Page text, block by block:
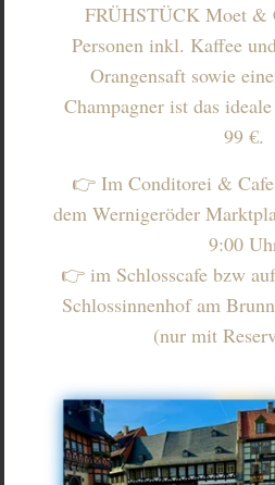
FRÜHSTÜCK Moet &
Personen inkl. Kaffee
Orangensaft sowie
Champagner ist das
99 €.
👉 Im Conditorei &
dem Wernigeröder
9:00
👉 im Schlosscafe bzw
Schlossinnenhof am
(nur mit